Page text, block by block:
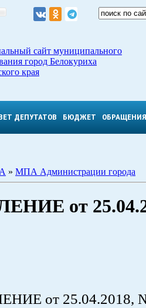
сайт муниципального
город Белокуриха
края
ДЕПУТАТОВ БЮДЖЕТ ОБРАЩЕНИЯ
» МПА Администрации города
от
от 25.04.2018,